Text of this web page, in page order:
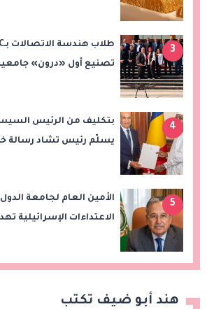
3
تصنيع أول «درون»
4
بتكليف من الرئيس
يسلّم رئيس تشاد رسالة
5
الأمين العام لجامعة
الاعتداءات الإسرائيلية
هند أبو ضيف تكتب